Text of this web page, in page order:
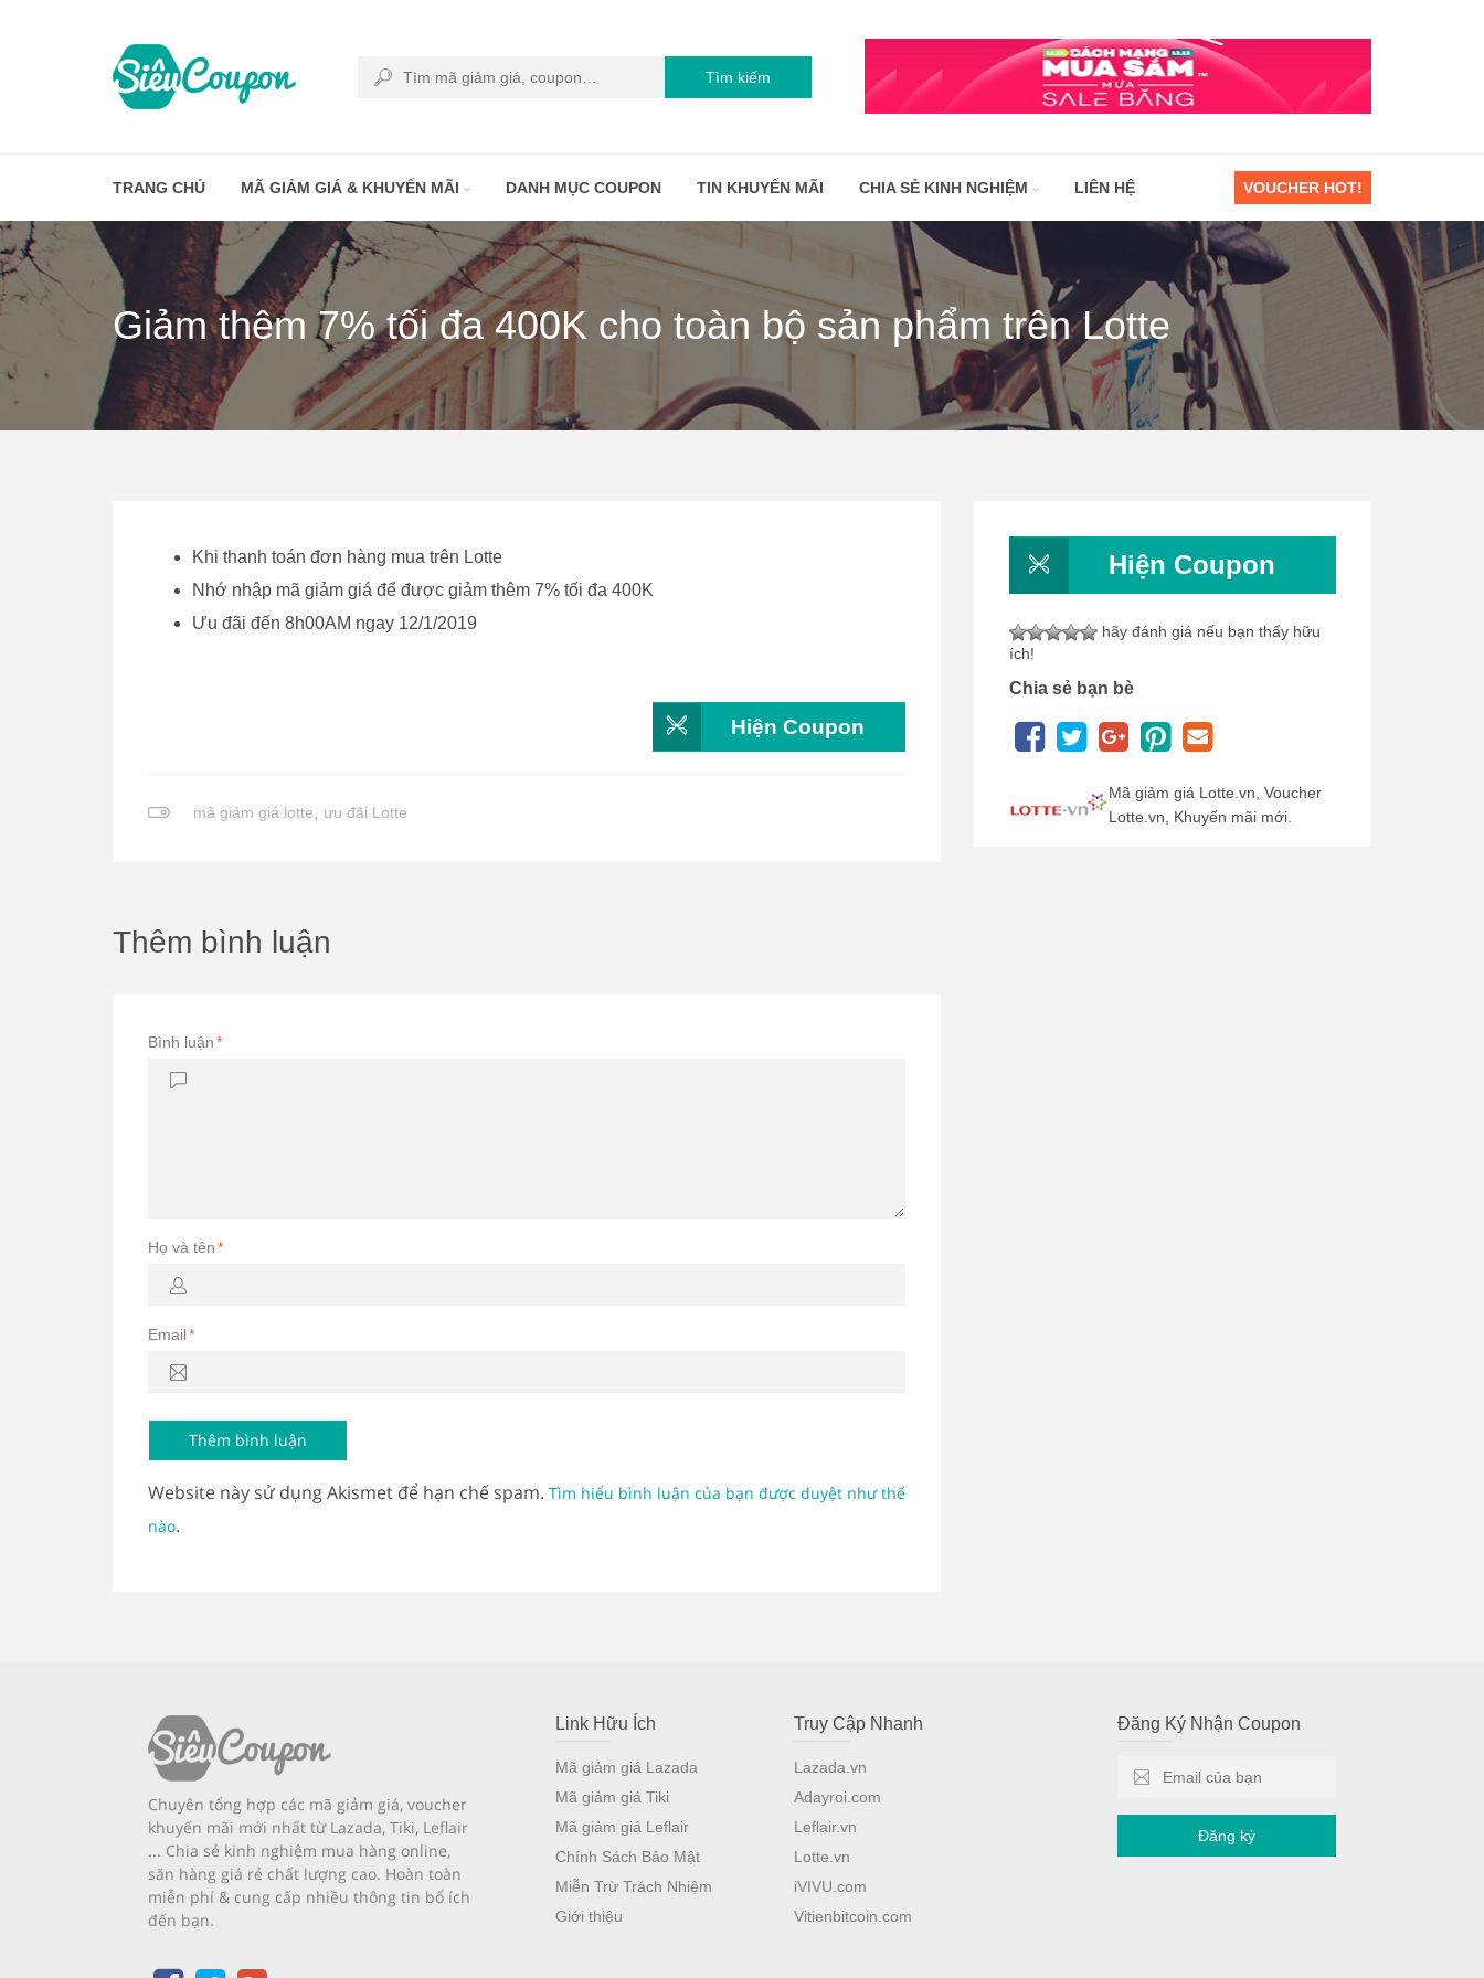
Tìm kiếm
TRANG CHỦ MÃ GIẢM GIÁ & KHUYẾN MÃI DANH MỤC COUPON TIN KHUYẾN MÃI CHIA SẺ KINH NGHIỆM LIÊN HỆ VOUCHER HOT!
Giảm thêm 7% tối đa 400K cho toàn bộ sản phẩm trên Lotte
Khi thanh toán đơn hàng mua trên Lotte
Nhớ nhập mã giảm giá để được giảm thêm 7% tối đa 400K
Ưu đãi đến 8h00AM ngay 12/1/2019
Hiện Coupon
mã giảm giá lotte, ưu đãi Lotte
Thêm bình luận
Bình luận*
Họ và tên*
Email*
Website này sử dụng Akismet để hạn chế spam. Tìm hiểu bình luận của bạn được duyệt như thế
nào.
Hiện Coupon
hãy đánh giá nếu bạn thấy hữu
ích!
Chia sẻ bạn bè
Mã giảm giá Lotte.vn, Voucher
Lotte.vn, Khuyến mãi mới.
Chuyên tổng hợp các mã giảm giá, voucher
khuyến mãi mới nhất từ Lazada, Tiki, Leflair
... Chia sẻ kinh nghiệm mua hàng online,
săn hàng giá rẻ chất lượng cao. Hoàn toàn
miễn phí & cung cấp nhiều thông tin bổ ích
đến bạn.
Link Hữu Ích
Mã giảm giá Lazada
Mã giảm giá Tiki
Mã giảm giá Leflair
Chính Sách Bảo Mật
Miễn Trừ Trách Nhiệm
Giới thiệu
Truy Cập Nhanh
Lazada.vn
Adayroi.com
Leflair.vn
Lotte.vn
iVIVU.com
Vitienbitcoin.com
Đăng Ký Nhận Coupon
Đăng ký